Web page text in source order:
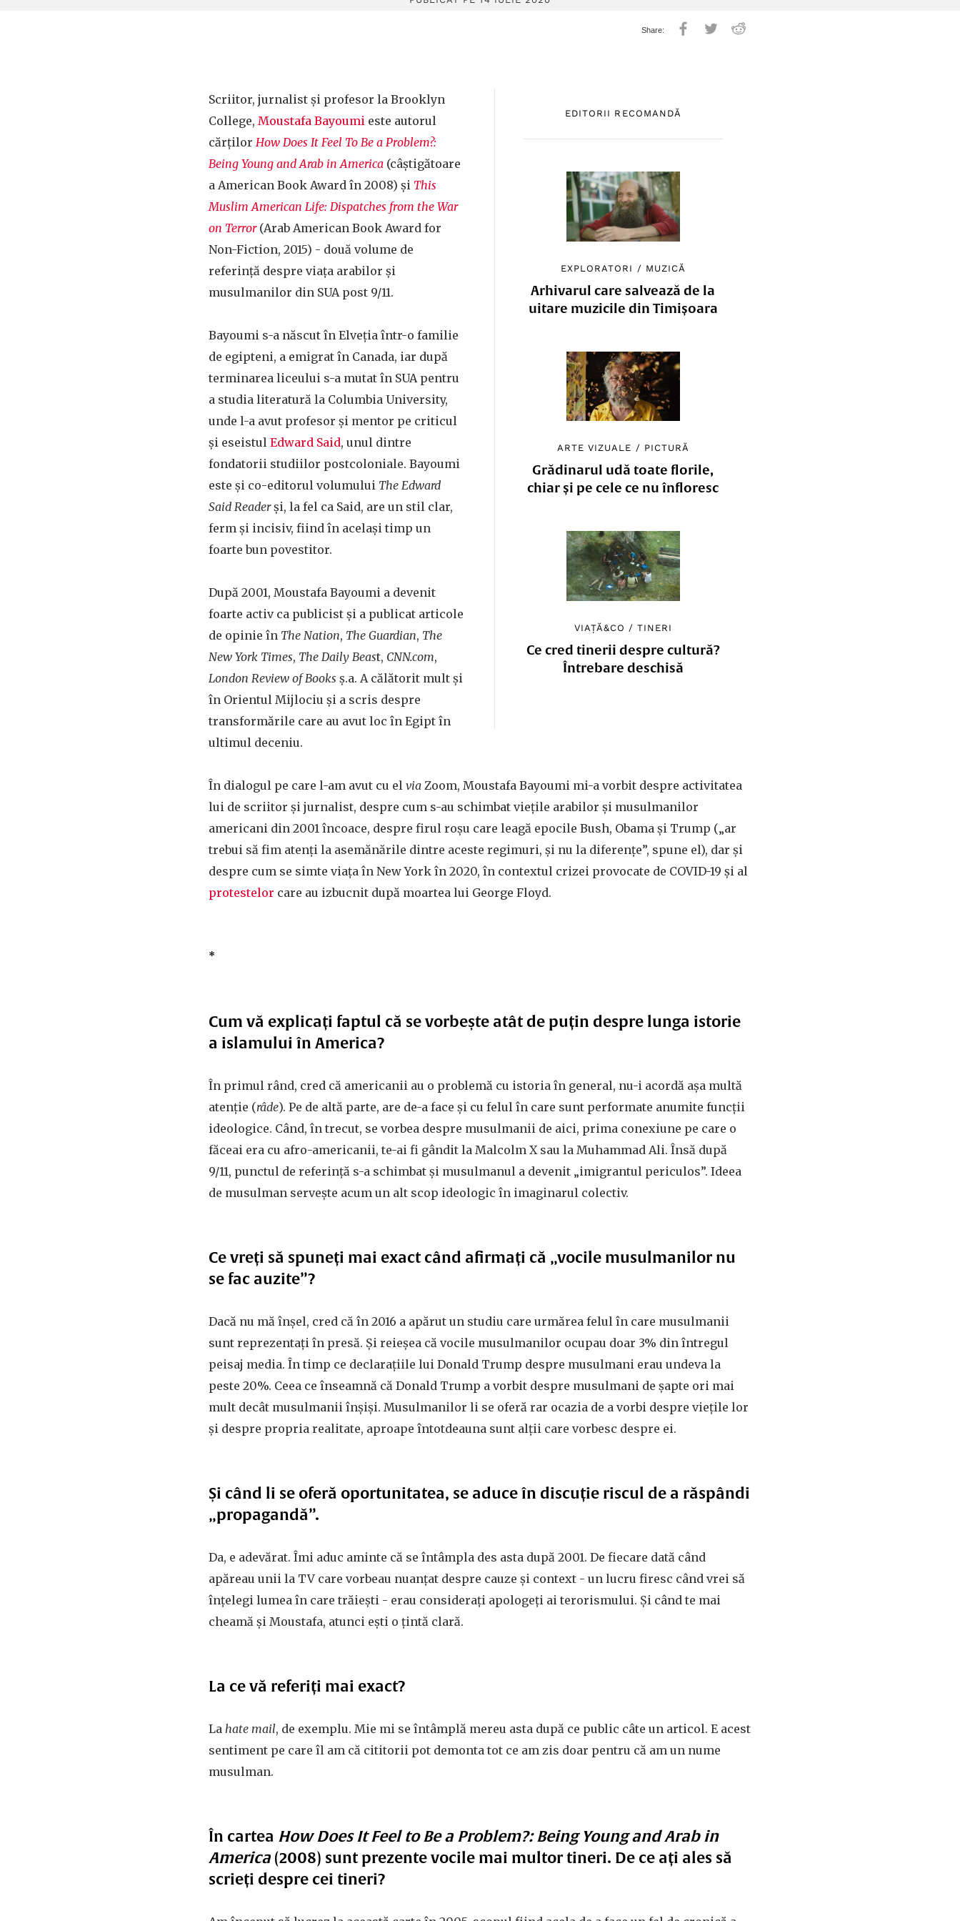
EDITORII RECOMANDĂ
EXPLORATORI / MUZICĂ
Arhivarul care salvează de la
uitare muzicile din Timișoara
ARTE VIZUALE / PICTURĂ
Grădinarul udă toate florile,
chiar și pe cele ce nu înfloresc
VIAȚĂ&CO /TINERI
Ce cred tinerii despre cultură?
Întrebare deschisă
Scriitor, jurnalist și profesor la Brooklyn
College, Moustafa Bayoumi este autorul
cărților How Does It Feel To Be a Problem?:
Being Young and Arab in America (câștigătoare
a American Book Award în 2008) și This
Muslim American Life: Dispatches from the War
on Terror (Arab American Book Award for
Non-Fiction, 2015) - două volume de
referință despre viața arabilor și
musulmanilor din SUA post 9/11.
Bayoumi s-a născut în Elveția într-o familie
de egipteni, a emigrat în Canada, iar după
terminarea liceului s-a mutat în SUA pentru
a studia literatură la Columbia University,
unde l-a avut profesor și mentor pe criticul
și eseistul Edward Said, unul dintre
fondatorii studiilor postcoloniale. Bayoumi
este și co-editorul volumului The Edward
Said Readerși, la fel ca Said, are un stil clar,
ferm și incisiv, fiind în același timp un
foarte bun povestitor.
După 2001, Moustafa Bayoumi a devenit
foarte activ ca publicist și a publicat articole
de opinie în The Nation, The Guardian, The
New York Times, The Daily Beast, CNN.com,
London Review of Books ș.a. A călătorit mult și
în Orientul Mijlociu și a scris despre
transformările care au avut loc în Egipt în
ultimul deceniu.
În dialogul pe care l-am avut cu el via Zoom, Moustafa Bayoumi mi-a vorbit despre activitatea
lui de scriitor și jurnalist, despre cum s-au schimbat viețile arabilor și musulmanilor
americani din 2001 încoace, despre firul roșu care leagă epocile Bush, Obama și Trump („ar
trebui să fim atenți la asemănările dintre aceste regimuri, și nu la diferențe”, spune el), dar și
despre cum se simte viața în New York în 2020, în contextul crizei provocate de COVID-19 și al
protestelor care au izbucnit după moartea lui George Floyd.
*
Cum vă explicați faptul că se vorbește atât de puțin despre lunga istorie
a islamului în America?
În primul rând, cred că americanii au o problemă cu istoria în general, nu-i acordă așa multă
atenție (râde). Pe de altă parte, are de-a face și cu felul în care sunt performate anumite funcții
ideologice. Când, în trecut, se vorbea despre musulmanii de aici, prima conexiune pe care o
făceai era cu afro-americanii, te-ai fi gândit la Malcolm X sau la Muhammad Ali. Însă după
9/11, punctul de referință s-a schimbat și musulmanul a devenit „imigrantul periculos”. Ideea
de musulman servește acum un alt scop ideologic în imaginarul colectiv.
Ce vreți să spuneți mai exact când afirmați că „vocile musulmanilor nu
se fac auzite”?
Dacă nu mă înșel, cred că în 2016 a apărut un studiu care urmărea felul în care musulmanii
sunt reprezentați în presă. Și reieșea că vocile musulmanilor ocupau doar 3% din întregul
peisaj media. În timp ce declarațiile lui Donald Trump despre musulmani erau undeva la
peste 20%. Ceea ce înseamnă că Donald Trump a vorbit despre musulmani de șapte ori mai
mult decât musulmanii înșiși. Musulmanilor li se oferă rar ocazia de a vorbi despre viețile lor
și despre propria realitate, aproape întotdeauna sunt alții care vorbesc despre ei.
Și când li se oferă oportunitatea, se aduce în discuție riscul de a răspândi
„propagandă”.
Da, e adevărat. Îmi aduc aminte că se întâmpla des asta după 2001. De fiecare dată când
apăreau unii la TV care vorbeau nuanțat despre cauze și context - un lucru firesc când vrei să
înțelegi lumea în care trăiești - erau considerați apologeți ai terorismului. Și când te mai
cheamă și Moustafa, atunci ești o țintă clară.
La ce vă referiți mai exact?
La hate mail, de exemplu. Mie mi se întâmplă mereu asta după ce public câte un articol. E acest
sentiment pe care îl am că cititorii pot demonta tot ce am zis doar pentru că am un nume
musulman.
În cartea How Does It Feel to Be a Problem?: Being Young and Arab in
America (2008) sunt prezente vocile mai multor tineri. De ce ați ales să
scrieți despre cei tineri?